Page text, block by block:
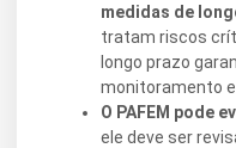
medidas de
tratam riscos
longo prazo
monitoramento e
O PAFEM pode
ele deve ser